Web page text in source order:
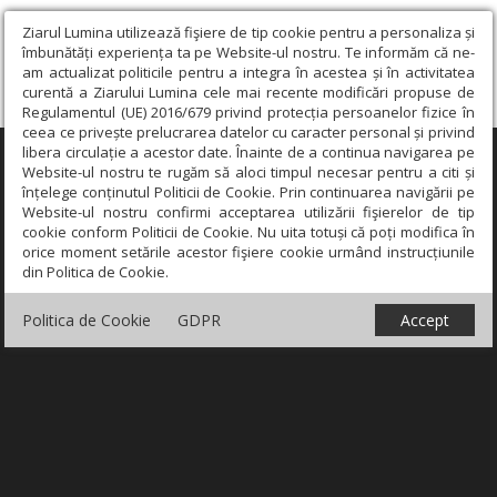
Ziarul Lumina utilizează fişiere de tip cookie pentru a personaliza și
îmbunătăți experiența ta pe Website-ul nostru. Te informăm că ne-
am actualizat politicile pentru a integra în acestea și în activitatea
curentă a Ziarului Lumina cele mai recente modificări propuse de
Regulamentul (UE) 2016/679 privind protecția persoanelor fizice în
ceea ce privește prelucrarea datelor cu caracter personal și privind
libera circulație a acestor date. Înainte de a continua navigarea pe
Website-ul nostru te rugăm să aloci timpul necesar pentru a citi și
înțelege conținutul Politicii de Cookie. Prin continuarea navigării pe
Website-ul nostru confirmi acceptarea utilizării fişierelor de tip
cookie conform Politicii de Cookie. Nu uita totuși că poți modifica în
orice moment setările acestor fişiere cookie urmând instrucțiunile
din Politica de Cookie.
Politica de Cookie GDPR Accept
×